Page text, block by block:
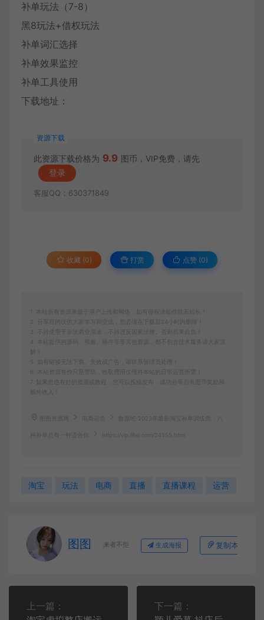
补单玩法（7-8）
黑8玩法+借权玩法
补单词汇选择
补单效果监控
补单工具使用
下载地址：
资源下载
此资源下载价格为 9.9 图币，VIP免费，请先
登录
客服QQ：630371849
收藏 (0) 打赏 点赞 (0)
1. 本站所有资源来源于用户上传和网络，如有侵权请邮件联系站长！
2. 分享目的仅供大家学习和交流，您必须在下载后24小时内删除！
3. 不得使用于非法商业用途，不得违反国家法律。否则后果自负！
4. 本站提供的源码、模板、插件等等其他资源，都不包含技术服务请大家谅
5. 如有链接无法下载、失效或广告，请联系管理员处理！
6. 本站资源售价只是赞助，收取费用仅维持本站的日常运营所需！
7. 如果您也有好的资源或教程，您可以投稿发布，成功分享后有图币奖励和
额外收入！
图图资源网 数据蛇·2023年最新淘宝补单训练营，八
种补单总有一种适合你 https://vip.f6sj.com/24555.html
淘宝 玩法 电商 直播 直播课程 运营
图图 来者不拒 生成海报 复制本文链接
上一篇：
下一篇：